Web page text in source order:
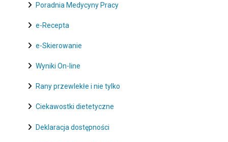
Poradnia Medycyny Pracy
e-Recepta
e-Skierowanie
Wyniki On-line
Rany przewlekłe i nie tylko
Ciekawostki dietetyczne
Deklaracja dostępności